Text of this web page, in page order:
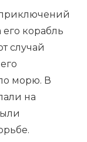
корабль
случай
морю. В
на